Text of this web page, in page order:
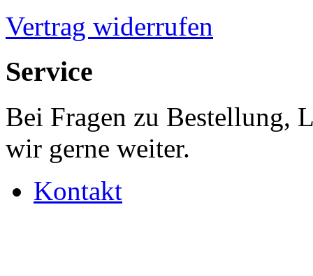
Vertrag widerrufen
Service
Bei Fragen zu Bestellung,
wir gerne weiter.
Kontakt